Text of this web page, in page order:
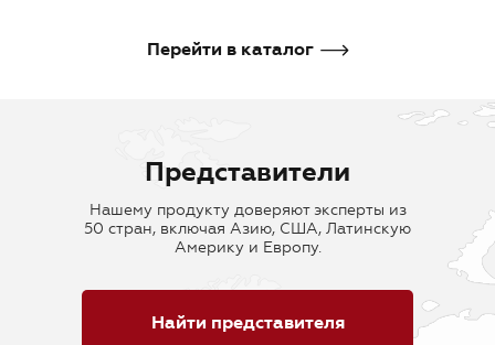
Перейти в каталог
Представители
Нашему продукту доверяют эксперты из
50 стран, включая Азию, США, Латинскую
Америку и Европу.
Найти представителя